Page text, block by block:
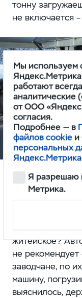
тонну
не включается
житейское?
не
заводчане, по
машину,
выяснилось,
Мы используем
работают
аналитические
от ООО
согласия.
Подробнее — в
файлов cookie и
персональных
Яндекс.Метрика
Я разрешаю
Метрика.